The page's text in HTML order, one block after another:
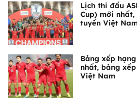
Lịch thi đấu
Cup) mới
tuyển Việt
Bảng xếp
nhất, bảng
Việt Nam